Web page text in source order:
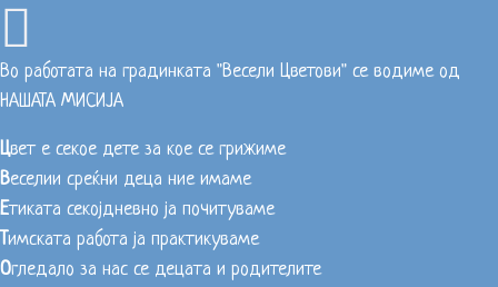
Во работата на градинката "Весели Цветови" се водиме од
НАШАТА МИСИЈА
Цвет е секое дете за кое се грижиме
Веселии среќни деца ние имаме
Етиката секојдневно ја почитуваме
Тимската работа ја практикуваме
Огледало за нас се децата и родителите